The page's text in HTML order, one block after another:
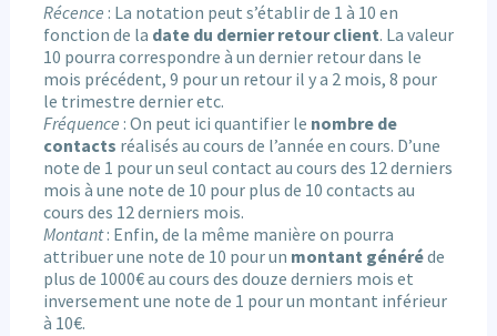
Récence : La notation peut s’établir de 1 à 10 en
fonction de la date du dernier retour client. La valeur
10 pourra correspondre à un dernier retour dans le
mois précédent, 9 pour un retour il y a 2 mois, 8 pour
le trimestre dernier etc.
Fréquence : On peut ici quantifier le nombre de
contacts réalisés au cours de l’année en cours. D’une
note de 1 pour un seul contact au cours des 12 derniers
mois à une note de 10 pour plus de 10 contacts au
cours des 12 derniers mois.
Montant: Enfin, de la même manière on pourra
attribuer une note de 10 pour un montant généréde
plus de 1000€ au cours des douze derniers mois et
inversement une note de 1 pour un montant inférieur
à 10€.